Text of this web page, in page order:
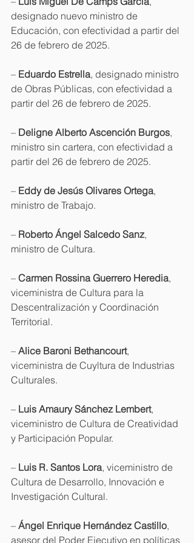
designado nuevo ministro de
Educación, con efectividad a partir del
26 de febrero de 2025.
– Eduardo Estrella, designado ministro
de Obras Públicas, con efectividad a
partir del 26 de febrero de 2025.
– Deligne Alberto Ascención Burgos,
ministro sin cartera, con efectividad a
partir del 26 de febrero de 2025.
– Eddy de Jesús Olivares Ortega,
ministro de Trabajo.
– Roberto Ángel Salcedo Sanz,
ministro de Cultura.
– Carmen Rossina Guerrero Heredia,
viceministra de Cultura para la
Descentralización y Coordinación
Territorial.
– Alice Baroni Bethancourt,
viceministra de Cuyltura de Industrias
Culturales.
– Luis Amaury Sánchez Lembert,
viceministro de Cultura de Creatividad
y Participación Popular.
– Luis R. Santos Lora, viceministro de
Cultura de Desarrollo, Innovación e
Investigación Cultural.
– Ángel Enrique Hernández Castillo,
asesor del Poder Ejecutivo en políticas